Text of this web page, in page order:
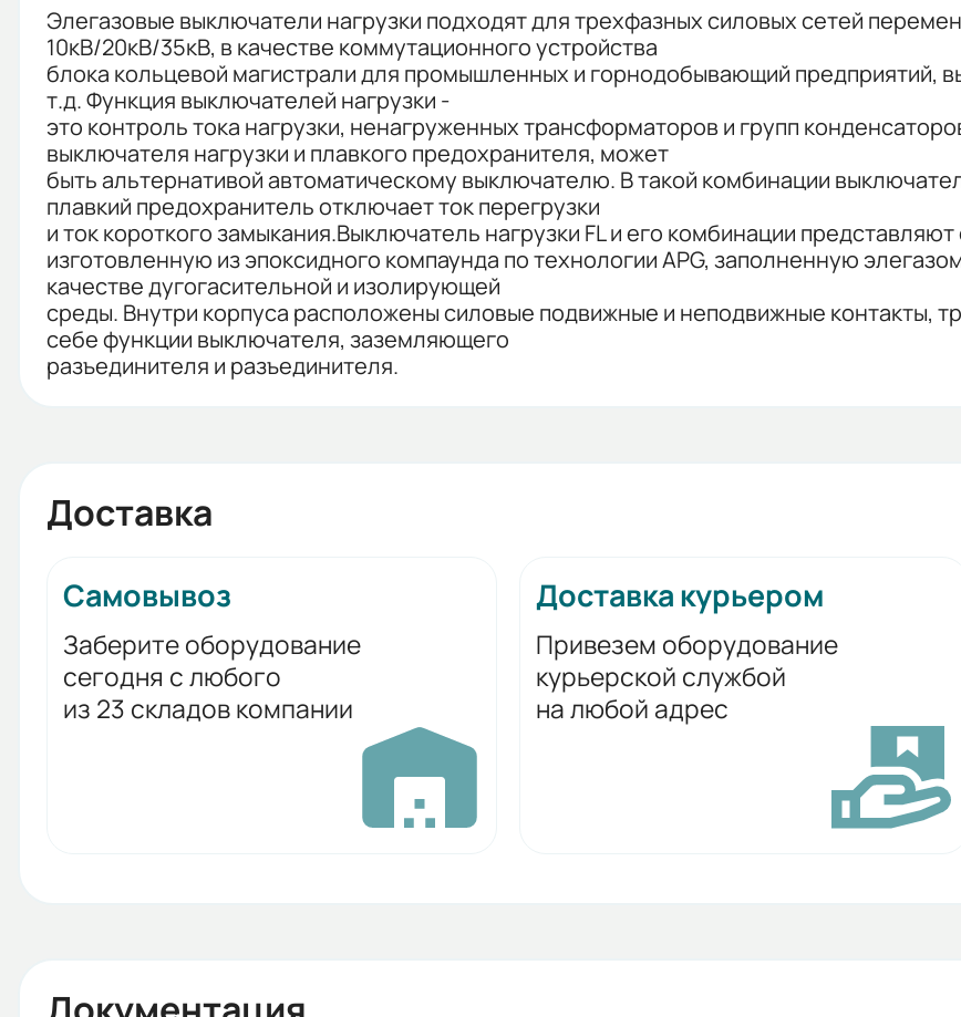
Элегазовые выключатели нагрузки подходят для трехфазных силовых сетей
10кВ/20кВ/35кВ, в качестве коммутационного устройства
блока кольцевой магистрали для промышленных и горнодобывающий предприятий,
т.д. Функция выключателей нагрузки -
это контроль тока нагрузки, ненагруженных трансформаторов и групп
выключателя нагрузки и плавкого предохранителя, может
быть альтернативой автоматическому выключателю. В такой комбинации
плавкий предохранитель отключает ток перегрузки
и ток короткого замыкания.Выключатель нагрузки FL и его комбинации
изготовленную из эпоксидного компаунда по технологии APG, заполненную
качестве дугогасительной и изолирующей
среды. Внутри корпуса расположены силовые подвижные и неподвижные контакты,
себе функции выключателя, заземляющего
разъединителя и разъединителя.
Доставка
Самовывоз
Заберите оборудование
сегодня с любого
из 23 складов компании
Доставка курьером
Привезем оборудование
курьерской службой
на любой адрес